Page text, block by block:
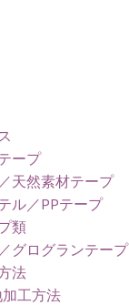
ープ
天然素材テープ
ル／PPテープ
類
グログランテープ
法
工方法